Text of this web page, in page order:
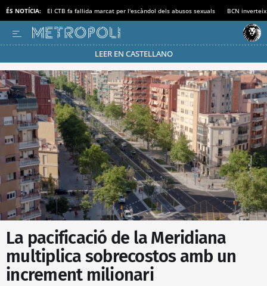
ÉS NOTÍCIA: El CTB fa fallida marcat per l'escàndol dels abusos sexuals BCN
LEER EN CASTELLANO
Passa’t al mode estalvi
La pacificació de la Meridiana
multiplica sobrecostos amb un
increment milionari